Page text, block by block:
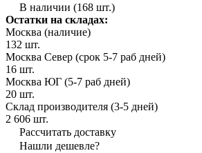
В наличии (168 шт.)
Остатки на складах:
Москва (наличие)
132 шт.
Москва Север (срок 5-7 раб дней)
16 шт.
Москва ЮГ (5-7 раб дней)
20 шт.
Склад производителя (3-5 дней)
2 606 шт.
Рассчитать доставку
Нашли дешевле?